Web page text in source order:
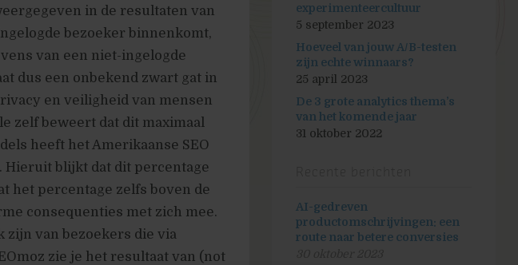
in de resultaten van
bezoeker binnenkomt,
van een niet-ingelogde
dus een onbekend zwart gat in
en veiligheid van mensen
zelf beweert dat dit maximaal
heeft het Amerikaanse SEO
Hieruit blijkt dat dit percentage
het percentage zelfs boven de
consequenties met zich mee.
van bezoekers die via
zie je het resultaat van (not
experimenteercultuur
5 september 2023
Hoeveel van jouw A/B-testen
zijn echte winnaars?
25 april 2023
De 3 grote analytics thema’s
van het komende jaar
31 oktober 2022
AI-gedreven
productomschrijvingen: een
route naar betere conversies